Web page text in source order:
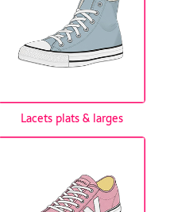
Lacets plats & larges